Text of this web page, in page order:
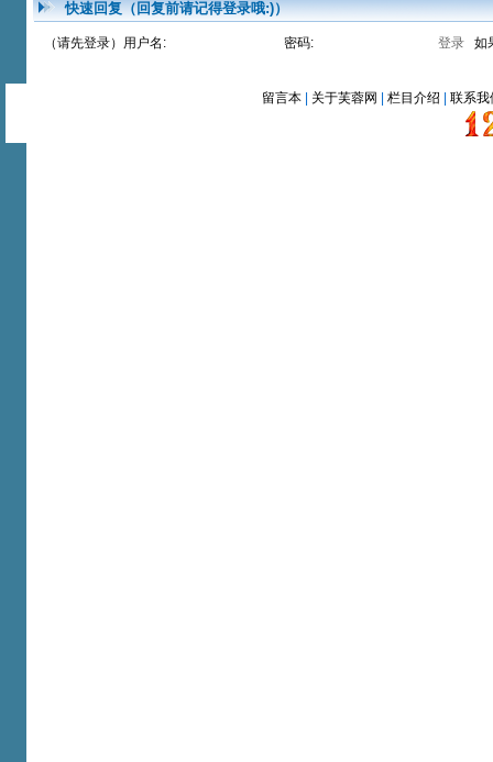
快速回复（回复前请记得登录哦:)）
（请先登录）用户名: 密码: 如
留言本| 关于芙蓉网 栏目介绍 联系我